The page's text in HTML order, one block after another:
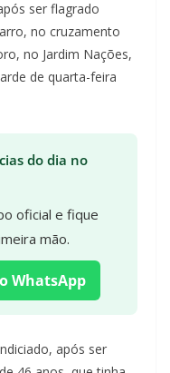
ser flagrado
no cruzamento
no Jardim Nações,
de quarta-feira
do dia no
oficial e fique
mão.
WhatsApp
após ser